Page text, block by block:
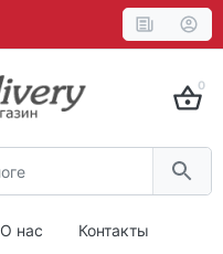
0
О нас Контакты